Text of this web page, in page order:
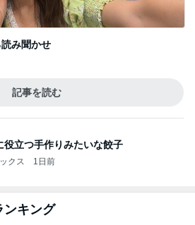
役立つ手作りみたいな餃子
クス 1日前
ました・お庭で お弁当・・♪
沢［半住人生活］
立たれた老人ブログ